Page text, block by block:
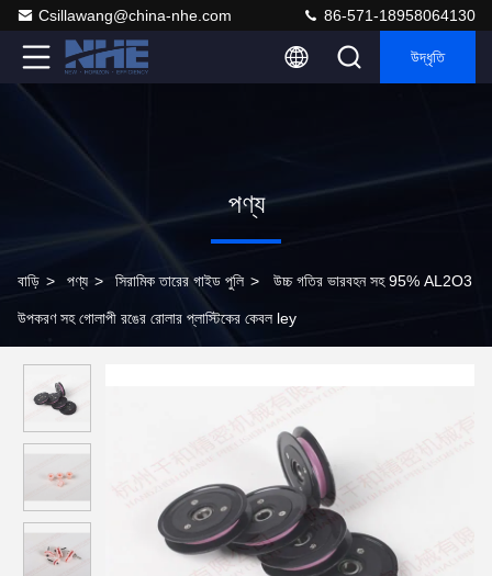
Csillawang@china-nhe.com 86-571-18958064130
উদ্ধৃতি
পণ্য
বাড়ি > পণ্য > সিরামিক তারের গাইড পুলি > উচ্চ গতির ভারবহন সহ 95% AL2O3
উপকরণ সহ গোলাপী রঙের রোলার প্লাস্টিকের কেবল ley